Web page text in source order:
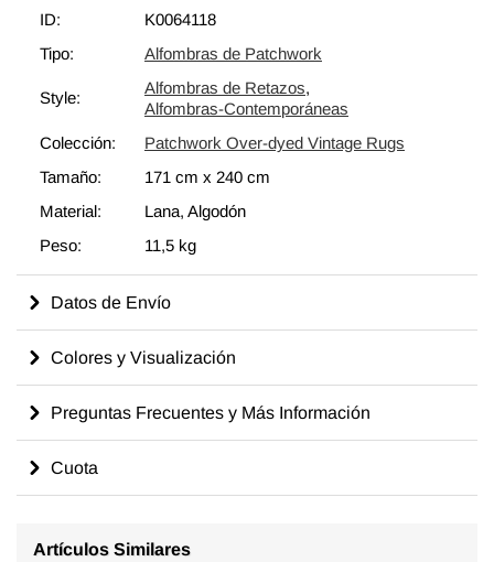
mantener los patrones originales aún vivos. Luego los
pedazos más pequeños y cosemos a mano los fragmentos con
un hilo resistente. Respaldamos las Alfombras de Retazos con
bucarán y una tela de algodón que fortalece la alfombra. La
reorganización de los fragmentos transforma la antigua
fabricación de alfombras en una obra de arte única adecuada
Esta particular Alfombra de Retazos mide
Eche un vistazo a nuestro artículo Obtenga la Apariencia
"Vivida" para obtener más información sobre las alfombras
vintage sobreteñidas y de retazos.
ID:
K0064118
Tipo:
Alfombras de Patchwork
Style:
Alfombras de Retazos,
Alfombras-Contemporáneas
Colección:
Patchwork Over-dyed Vintage Rugs
Tamaño:
171 cm x 240 cm
Material:
Lana, Algodón
Peso:
11,5 kg
Datos de Envío
Colores y Visualización
Preguntas Frecuentes y Más Información
Cuota
Artículos Similares